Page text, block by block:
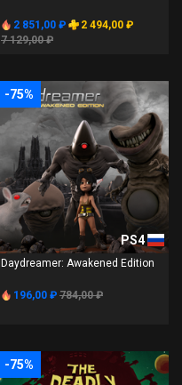
2 851,00 ₽
2 494,00 ₽
7 129,00 ₽
-75%
PS4
Daydreamer: Awakened Edition
196,00 ₽ 784,00 ₽
-75%